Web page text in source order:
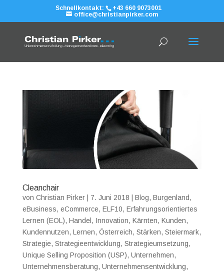
Schnellkontakt:
+43 660 9073001
office@christianpirker.com
Cleanchair
von Christian Pirker| 7. Juni 2018 Blog, Burgenland,
eBusiness, eCommerce, ELF10, Erfahrungsorientiertes
Lernen (EOL), Handel , Innovation, Kärnten, Kunden,
Kundennutzen, Lernen, Österreich, Stärken, Steiermark,
Strategie, Strategieentwicklung, Strategieumsetzung,
Unique Selling Proposition (USP), Unternehmen,
Unternehmensberatung, Unternehmensentwicklung,